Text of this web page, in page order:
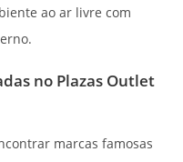
ao ar livre com
no Plazas Outlet
marcas famosas